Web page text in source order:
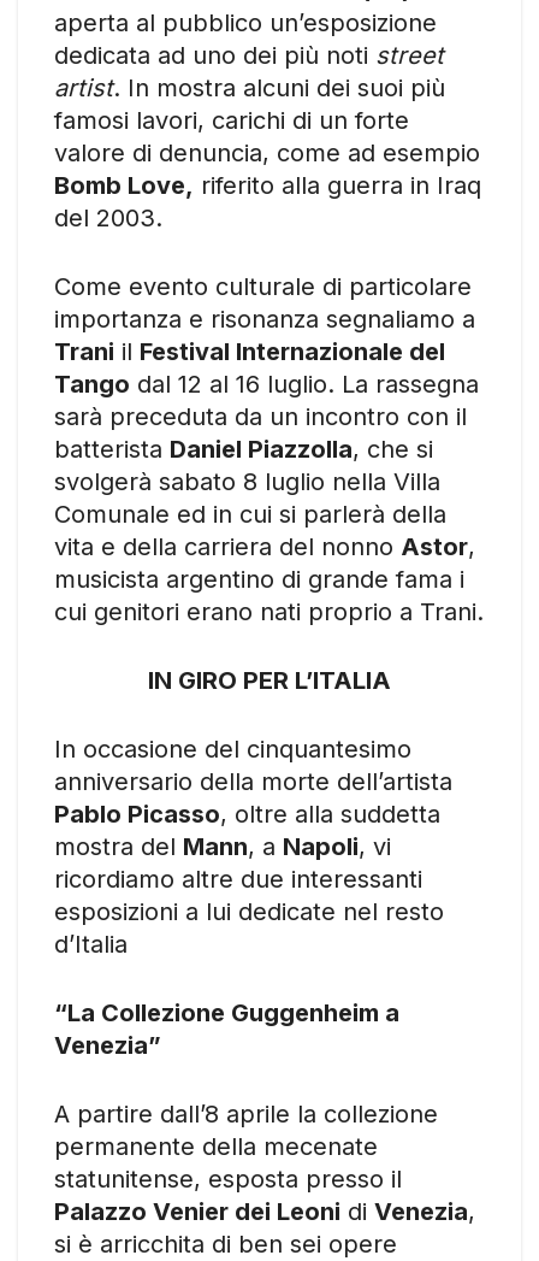
aperta al pubblico un’esposizione
dedicata ad uno dei più noti street
artist. In mostra alcuni dei suoi più
famosi lavori, carichi di un forte
valore di denuncia, come ad esempio
Bomb Love, riferito alla guerra in Iraq
del 2003.
Come evento culturale di particolare
importanza e risonanza segnaliamo a
Trani il Festival Internazionale del
Tango dal 12 al 16 luglio. La rassegna
sarà preceduta da un incontro con il
batterista Daniel Piazzolla, che si
svolgerà sabato 8 luglio nella Villa
Comunale ed in cui si parlerà della
vita e della carriera del nonno Astor,
musicista argentino di grande fama i
cui genitori erano nati proprio a Trani.
IN GIRO PER L’ITALIA
In occasione del cinquantesimo
anniversario della morte dell’artista
Pablo Picasso, oltre alla suddetta
mostra del Mann, a Napoli, vi
ricordiamo altre due interessanti
esposizioni a lui dedicate nel resto
d’Italia
“La Collezione Guggenheim a
Venezia”
A partire dall’8 aprile la collezione
permanente della mecenate
statunitense, esposta presso il
Palazzo Venier dei Leoni di Venezia,
si è arricchita di ben sei opere